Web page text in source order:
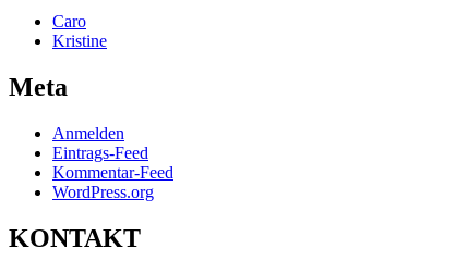
Caro
Kristine
Meta
Anmelden
Eintrags-Feed
Kommentar-Feed
WordPress.org
KONTAKT